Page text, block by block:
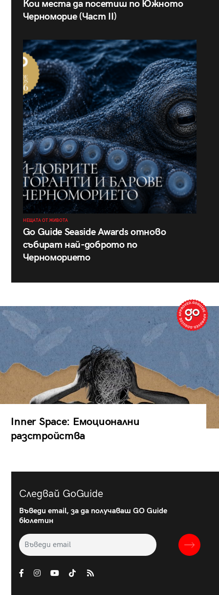
Кои места да посетиш по Южното
Черноморие (Част II)
НЕЩАТА ОТ ЖИВОТА
Go Guide Seaside Awards отново
събират най-доброто по
Черноморието
Inner Space: Емоционални
разстройства
Следвай GoGuide
Въведи email, за да получаваш GO Guide
бюлетин